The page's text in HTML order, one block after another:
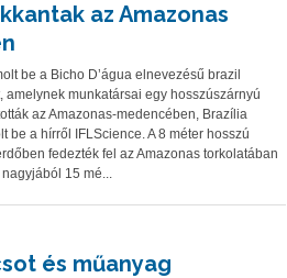
az Amazonas
be a Bicho D’água elnevezésű brazil
amelynek munkatársai egy hosszúszárnyú
az Amazonas-medencében, Brazília
be a hírről IFLScience. A 8 méter hosszú
fedezték fel az Amazonas torkolatában
15 mé...
és műanyag